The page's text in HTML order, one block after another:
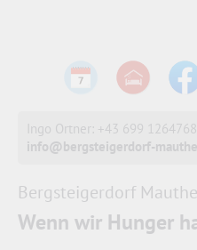
Ingo Ortner: +43 699
info@bergsteigerdorf-
Bergsteigerdorf
Wenn wir Hunger